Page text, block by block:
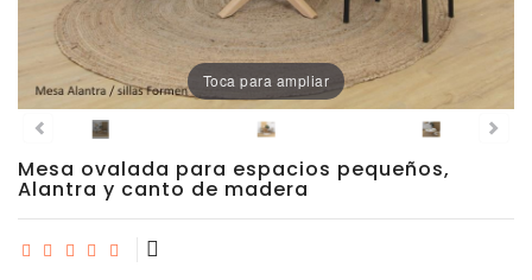
Porcelánico
Dekton Toca para ampliar
Mesa ovalada para espacios pequeños,
Alantra y canto de madera